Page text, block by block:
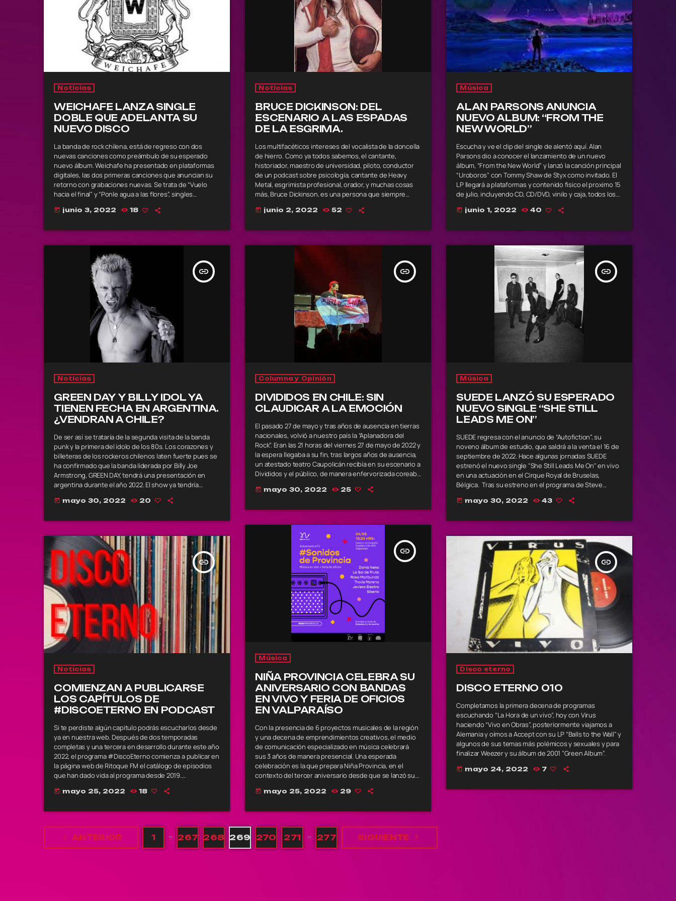
Noticias
WEICHAFE LANZA SINGLE
DOBLE QUE ADELANTA SU
NUEVO DISCO
La banda de rock chilena, está de regreso con dos
nuevas canciones como preámbulo de su esperado
nuevo álbum. Weichafe ha presentado en plataformas
digitales, las dos primeras canciones que anuncian su
retorno con grabaciones nuevas. Se trata de “Vuelo
hacia el final” y “Ponle agua a las flores”, singles
nueva era para la banda. Realizadas en pandemia, estás
desde México, y con Ángelo Pierattini enviando sus
today junio 3, 2022 18
Noticias
BRUCE DICKINSON: DEL
ESCENARIO A LAS ESPADAS
DE LA ESGRIMA.
Los multifacéticos intereses del vocalista de la doncella
de hierro. Como ya todos sabemos, el cantante,
historiador, maestro de universidad, piloto, conductor
de un podcast sobre psicología, cantante de Heavy
Metal, esgrimista profesional, orador, y muchas cosas
más, Bruce Dickinson, es una persona que siempre
encuentra en estos momentos de gira con Iron Maiden
Latinoamérica, ha obtenido un nuevo reconocimiento
today junio 2, 2022 52
Música
ALAN PARSONS ANUNCIA
NUEVO ALBUM: “FROM THE
NEW WORLD”
Escucha y ve el clip del single de alentó aquí. Alan
Parsons dio a conocer el lanzamiento de un nuevo
álbum, “From the New World” y lanzó la canción principal
“Uroboros” con Tommy Shaw de Styx como invitado. El
LP llegará a plataformas y contenido fisico el proximo 15
de julio, incluyendo CD, CD/DVD, vinilo y caja, todos los
“From The New World continúa con el sonido clásico
today junio 1, 2022 40
insert_link
Noticias
GREEN DAY Y BILLY IDOL YA
TIENEN FECHA EN ARGENTINA.
¿VENDRAN A CHILE?
De ser así se trataría de la segunda visita de la banda
punk y la primera del ídolo de los 80s. Los corazones y
billeteras de los rockeros chilenos laten fuerte pues se
ha confirmado que la banda liderada por Billy Joe
Armstrong, GREEN DAY, tendrá una presentación en
argentina durante el año 2022. El show ya tendría
para su presentación el próximo 11 de septiembre. Lo
today mayo 30, 2022 20
insert_link
Columna y Opinión
DIVIDIDOS EN CHILE: SIN
CLAUDICAR A LA EMOCIÓN
El pasado 27 de mayo y tras años de ausencia en tierras
nacionales, volvió a nuestro país la “Aplanadora del
Rock”. Eran las 21 horas del viernes 27 de mayo de 2022 y
la espera llegaba a su fin, tras largos años de ausencia,
un atestado teatro Caupolicán recibía en su escenario a
Divididos y el público, de manera enfervorizada coreaba
transportaba las emociones en todas direcciones en un
today mayo 30, 2022 25
insert_link
Música
SUEDE LANZÓ SU ESPERADO
NUEVO SINGLE “SHE STILL
LEADS ME ON”
SUEDE regresa con el anuncio de “Autofiction”, su
noveno álbum de estudio, que saldrá a la venta el 16 de
septiembre de 2022. Hace algunas jornadas SUEDE
estrenó el nuevo single "She Still Leads Me On" en vivo
en una actuación en el Cirque Royal de Bruselas,
Bélgica. Tras su estreno en el programa de Steve
encuentra disponible. Cuando SUEDE empezó a trabajar
today mayo 30, 2022 43
insert_link
Música
NIÑA PROVINCIA CELEBRA SU
ANIVERSARIO CON BANDAS
EN VIVO Y FERIA DE OFICIOS
EN VALPARAÍSO
Con la presencia de 6 proyectos musicales de la región
y una decena de emprendimientos creativos, el medio
de comunicación especializado en música celebrará
sus 3 años de manera presencial. Una esperada
celebración es la que prepara Niña Provincia, en el
contexto del tercer aniversario desde que se lanzó su
desde el Espacio La Compañía de Valparaíso, el medio
primera tocata, la que […]
today mayo 25, 2022 29
insert_link
Noticias
COMIENZAN A PUBLICARSE
LOS CAPÍTULOS DE
#DISCOETERNO EN PODCAST
Si te perdiste algún capitulo podrás escucharlos desde
ya en nuestra web. Después de dos temporadas
completas y una tercera en desarrollo durante este año
2022, el programa #DiscoEterno comienza a publicar en
la página web de Ritoque FM el catálogo de episodios
que han dado vida al programa desde 2019.
hacer una pausa forzosa durante el año 2020, tiempo
debió asumir otras responsabilidades en […]
today mayo 25, 2022 18
insert_link
Disco eterno
DISCO ETERNO 010
Completamos la primera decena de programas
escuchando “La Hora de un vivo”, hoy con Virus
haciendo “Vivo en Obras”, posteriormente viajamos a
Alemania y oímos a Accept con su LP “Balls to the Wall” y
algunos de sus temas más polémicos y sexuales y para
finalizar Weezer y su álbum de 2001 ”Green Album”.
today mayo 24, 2022 7
navigate_before ANTERIOR 1 267 268 269 270 271 277 SIGUIENTE navigate_next